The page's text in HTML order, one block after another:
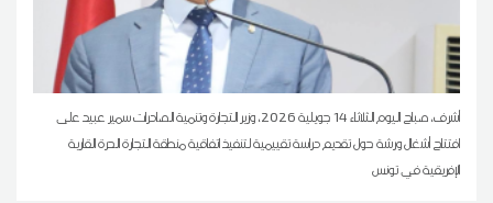
أشرف، صباح اليوم الثلاثاء 14 جويلية 2026، وزير التجارة وتنمية الصادرات سمير عبيد على
افتتاح أشغال ورشة حول تقديم دراسة تقييمية لتنفيذ اتفاقية منطقة التجارة الحرة القارية
الإفريقية في تونس